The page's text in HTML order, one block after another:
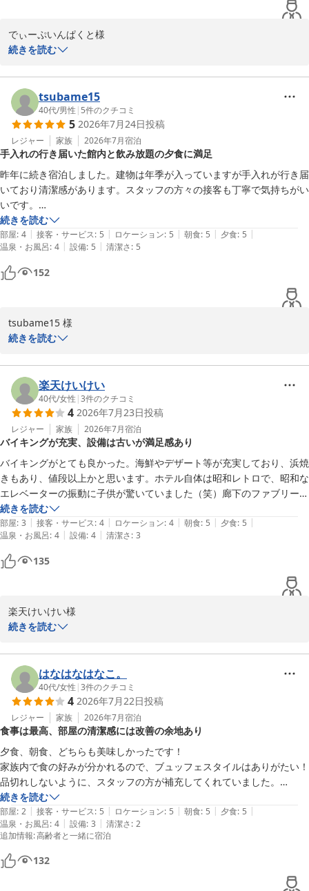
2026-08-01
設備面(客室)では、泊まったお部屋には、ドアラッチがなかったかと思
います。鍵のみでは、セキュリティ部分で安全面に不安が残ると感じま
した。
設備面(共有部分)、泊まったのは最上階でした。(ありがとうございま
の空気が暑かったです。
100%防ぐのは無理ですが、遮光シートや遮光カーテンを取り付けれ
ば、幾分かは和らぐのではと感じました。
また、これだけ気温が高くなって来ているので、夏期限定で各エレベー
ター付近に扇風機や冷風機を設置できれば、より快適に過ごせるのにと
個人的な意見です。
※設置するなら15:00-20:00の時間だけONにするなど。
ハード面では、大きく改善出来ない部分があるかと思いますが、小さな
部分の積み重ねで、より良い滞在が出来るのではと、思いました。
長々と意見を書いてしまい、申し訳ありません。
一泊二日の宿泊でしたが、本当に満足出来る滞在でした！ありがとうご
ざいました！
でぃーぷいんぱくと様
す。また、貴重なご意見をお寄せいただき、重ねて感謝申し上げま
す。
ご朝食と夕食のバイキングにご満足いただけたとのこと、大変嬉し
く思います。お部屋や設備に関するご指摘については、私たちにと
って非常に重要な情報であり、清掃やメンテナンスの改善に努めて
まいります。また、セキュリティ面に関するご意見についても、真
摯に受け止め、今後の課題として検討いたします。
廊下の暑さや、快適な空間作りに関する提案もありがとうございま
す。お客様のご意見を参考に、より良い環境を提供できるよう努力
してまいります。
ご滞在にご満足いただけたことを何よりも嬉しく思います。次回の
ホテル南海荘
味覚と眺望の宿 ホテル南海荘
2026-08-01
続きを読む
tsubame15
40代/男性 | 5件のクチコミ
5 2026年7月24日投稿
レジャー 家族 2026年7月宿泊
手入れの行き届いた館内と飲み放題の夕食に満足
昨年に続き宿泊しました。建物は年季が入っていますが手入れが行き届
いており清潔感があります。スタッフの方々の接客も丁寧で気持ちがい
いです。
部屋はオーシャンビューで夕陽が見れる時は綺麗です。
夕食はバイキングでアルコールも飲み放題と飲兵衛も満足の内容です。
続きを読む
部屋: 4 | 接客・サービス: 5 | ロケーション: 5 | 朝食: 5 | 夕食: 5 |
温泉・お風呂: 4 | 設備: 5 | 清潔さ: 5
152
tsubame15 様
す。再度お越しいただけたこと、大変嬉しく思っております。建物
の清潔感やスタッフの接客にご満足いただけたとのこと、心より感
謝申し上げます。お部屋からのオーシャンビューや美しい夕陽をお
楽しみいただけたことも、大変嬉しく思います。
また、夕食のバイキングと飲み放題の内容に関しましてもお褒めい
ただき、ありがとうございます。お客様からの温かいお言葉は、私
たちの励みとなります。今後もお客様に快適にお過ごしいただける
よう努めてまいりますので、またのご来館を心よりお待ち申し上げ
ております。
ホテル南海荘
味覚と眺望の宿 ホテル南海荘
続きを読む
楽天けいけい
40代/女性 |3件のクチコミ
4 2026年7月23日投稿
レジャー 家族 2026年7月宿泊
バイキングが充実、設備は古いが満足感あり
バイキングがとても良かった。海鮮やデザート等が充実しており、浜焼
きもあり、値段以上かと思います。ホテル自体は昭和レトロで、昭和な
エレベーターの振動に子供が驚いていました（笑）廊下のファブリーズ
の臭いと禁煙なのに多分前の方かな？が吸ったタバコ臭が気になりまし
た。設備は古いですが、良いホテルさんでした。
続きを読む
部屋: 3 | 接客・サービス: 4 | ロケーション: 4 | 朝食: 5 | 夕食: 5 |
温泉・お風呂: 4 | 設備: 4 | 清潔さ: 3
135
楽天けいけい様
ました。また、バイキングに関するお褒めの言葉をいただき、大変
嬉しく思っております。海鮮やデザートの充実をお楽しみいただけ
たことは、私たちのサービスの一環として非常に励みになります。
しかしながら、設備の古さやタバコの臭いについてご不便をお掛け
しましたこと、心よりお詫び申し上げます。禁煙の方針を遵守し、
より快適な空間を提供できるよう努力して参ります。お子様の驚か
れた様子も含め、貴重なご意見をいただき感謝申し上げます。
今後ともご愛顧賜りますようお願い申し上げます。
ホテル南海荘
味覚と眺望の宿 ホテル南海荘
2026-07-24
続きを読む
はなはなはなこ。
40代/女性 |3件のクチコミ
4 2026年7月22日投稿
レジャー 家族 2026年7月宿泊
食事は最高、部屋の清潔感には改善の余地あり
夕食、朝食、どちらも美味しかったです！
家族内で食の好みが分かれるので、ブュッフェスタイルはありがたい！
品切れしないように、スタッフの方が補充してくれていました。
夕食の天ぷらが揚げたて、朝食のオムレツも出来立てで嬉しかったで
す。
自分で作れる海鮮丼も楽しめました。
浜焼きも自分で焼けるので、見た目的にも楽しめましたが、食べどきが
いつか、がわかるとより親切だと思います。
続きを読む
部屋: 2 | 接客・サービス: 5 | ロケーション: 5 | 朝食: 5 | 夕食: 5 |
温泉・お風呂: 4 | 設備: 3 | 清潔さ: 2
追加情報:高齢者と一緒に宿泊
132